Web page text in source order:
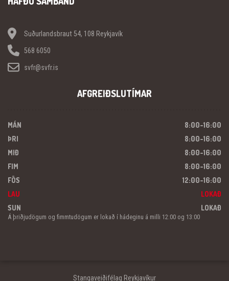
Suðurlandsbraut 54, 108 Reykjavík
568 6050
svfr@svfr.is
AFGREIÐSLUTÍMAR
MÁN
8:00-16:00
ÞRI
8:00-16:00
MIÐ
8:00-16:00
FIM
8:00-16:00
FÖS
12:00-16:00
LAU
LOKAÐ
SUN
LOKAÐ
Á þriðjudögum og fimmtudögum er lokað í hádeginu á milli 12:00 og 13:00
Stangaveiðifélag Reykjavíkur